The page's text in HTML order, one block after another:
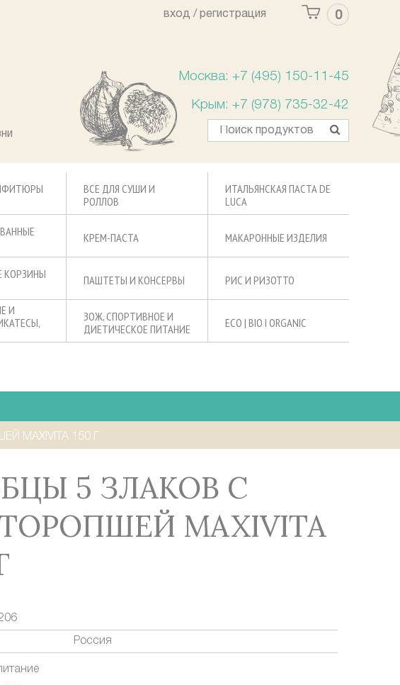
0
вход / регистрация
Москва: +7 (495) 150-11-45
Крым: +7 (978) 735-32-42
ВСЕ ДЛЯ СУШИ И
РОЛЛОВ
ИТАЛЬЯНСКАЯ ПАСТА DE
LUCA
КРЕМ-ПАСТА МАКАРОННЫЕ ИЗДЕЛИЯ
КОРЗИНЫ
ПАШТЕТЫ И КОНСЕРВЫ РИС И РИЗОТТО
И
ЗОЖ, СПОРТИВНОЕ И
ДИЕТИЧЕСКОЕ ПИТАНИЕ
ECO | BIO I ORGANIC
MAXIVITA 150 Г
MAXIVITA
Россия